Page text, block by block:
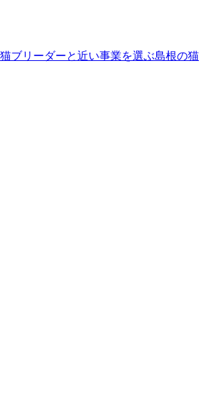
ブリーダーと近い事業を選ぶ島根の猫